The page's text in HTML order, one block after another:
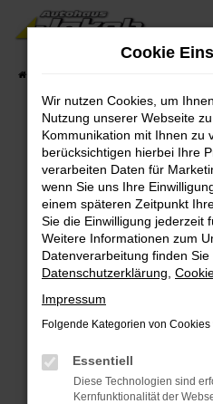
Zum
Hauptinhalt
Fehler:
Beim Laden ist ein Fehler
Hier sind ein paar Tipps,
Überprüfe deine
Internetverbindung.
Laden andere
Suchmaschine?
Prüfe deine
Manche
können das Laden
verhindern.
Cookie
Wir nutzen Cookies, um
Nutzung unserer Webseite
Kommunikation mit Ihnen zu
berücksichtigen hierbei Ihre
verarbeiten Daten für
wenn Sie uns Ihre
einem späteren Zeitpunkt
Sie die Einwilligung jederzeit
Weitere Informationen zum
Datenverarbeitung finden Sie
Datenschutzerklärung
Impressum
Folgende Kategorien von
Essentiell
Diese Technologien sind
Kernfunktionalität der